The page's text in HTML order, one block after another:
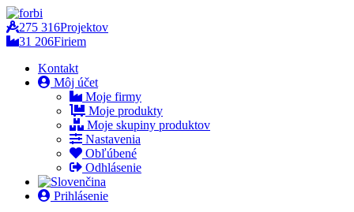
275 316Projektov
31 206Firiem
Kontakt
Môj účet
Moje firmy
Moje produkty
Moje skupiny produktov
Nastavenia
Obľúbené
Odhlásenie
Prihlásenie